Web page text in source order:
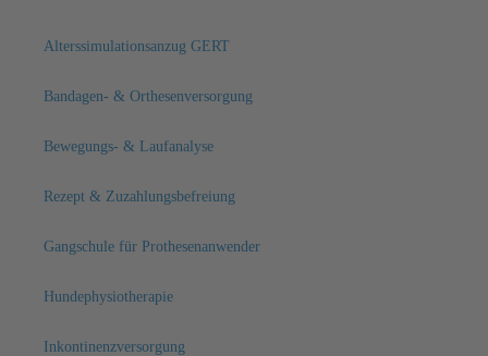
Alterssimulationsanzug GERT
Bandagen- & Orthesenversorgung
Bewegungs- & Laufanalyse
Rezept & Zuzahlungsbefreiung
Gangschule für Prothesenanwender
Hundephysiotherapie
Inkontinenzversorgung